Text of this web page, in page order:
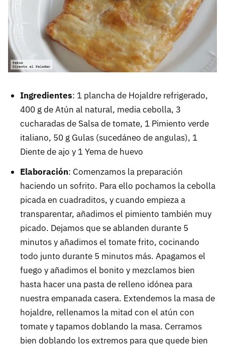
Ingredientes: 1 plancha de Hojaldre refrigerado,
400 g de Atún al natural, media cebolla, 3
cucharadas de Salsa de tomate, 1 Pimiento verde
italiano, 50 g Gulas (sucedáneo de angulas), 1
Diente de ajo y 1 Yema de huevo
Elaboración: Comenzamos la preparación
haciendo un sofrito. Para ello pochamos la cebolla
picada en cuadraditos, y cuando empieza a
transparentar, añadimos el pimiento también muy
picado. Dejamos que se ablanden durante 5
minutos y añadimos el tomate frito, cocinando
todo junto durante 5 minutos más. Apagamos el
fuego y añadimos el bonito y mezclamos bien
hasta hacer una pasta de relleno idónea para
nuestra empanada casera. Extendemos la masa de
hojaldre, rellenamos la mitad con el atún con
tomate y tapamos doblando la masa. Cerramos
bien doblando los extremos para que quede bien